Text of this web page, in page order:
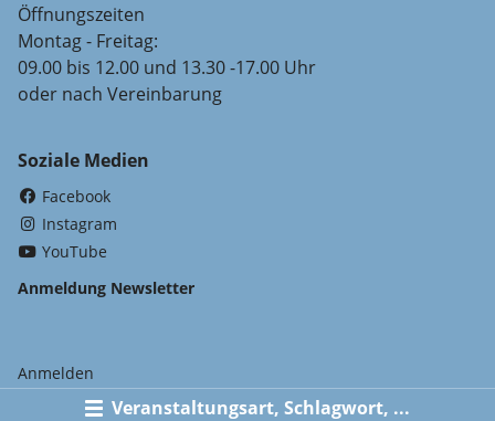
Veranstaltungsart, Schlagwort, ...
Öffnungszeiten
Montag - Freitag:
09.00 bis 12.00 und 13.30 -17.00 Uhr
oder nach Vereinbarung
Soziale Medien
Facebook
Instagram
YouTube
Anmeldung Newsletter
Anmelden